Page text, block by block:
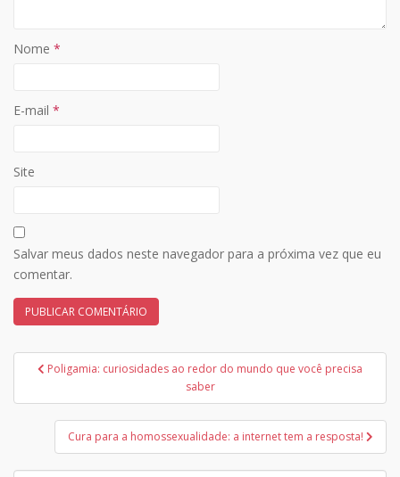
Nome *
E-mail *
Site
Salvar meus dados neste navegador para a próxima vez que eu
comentar.
Navegação
Post
Poligamia: curiosidades ao redor do mundo que você precisa
saber
Cura para a homossexualidade: a internet tem a resposta!